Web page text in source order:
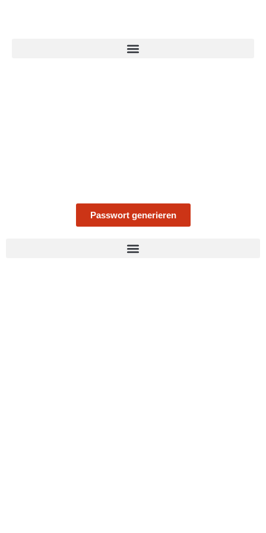
Passwort generieren